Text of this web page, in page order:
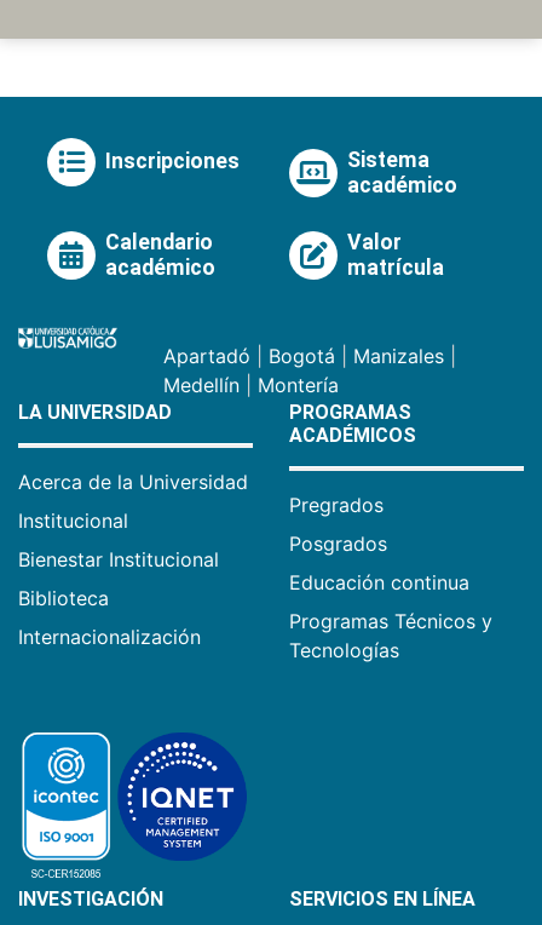
Inscripciones
Sistema
académico
Calendario
académico
Valor
matrícula
Apartadó Bogotá Manizales
Medellín
Montería
LA UNIVERSIDAD
Acerca de la Universidad
Institucional
Bienestar Institucional
Biblioteca
Internacionalización
PROGRAMAS
ACADÉMICOS
Pregrados
Posgrados
Educación continua
Programas Técnicos y
Tecnologías
INVESTIGACIÓN SERVICIOS EN LÍNEA